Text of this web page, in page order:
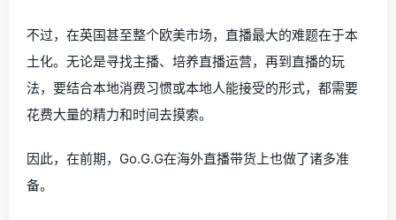
不过，在英国甚至整个欧美市场，直播最大的难题在于本
土化。无论是寻找主播、培养直播运营，再到直播的玩
法，要结合本地消费习惯或本地人能接受的形式，都需要
花费大量的精力和时间去摸索。
因此，在前期，Go.G.G在海外直播带货上也做了诸多准
备。